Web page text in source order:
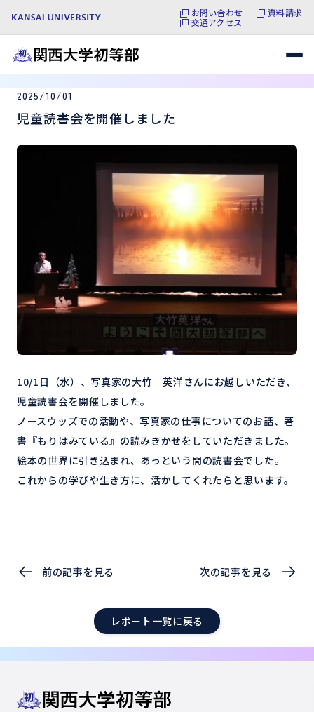
お問い合わせ
資料請求
交通アクセス
2025/10/01
児童読書会を開催しました
10/1日（水）、写真家の大竹 英洋さんにお越しいただき、
児童読書会を開催しました。
ノースウッズでの活動や、写真家の仕事についてのお話、著
書『もりはみている』の読みきかせをしていただきました。
絵本の世界に引き込まれ、あっという間の読書会でした。
これからの学びや生き方に、活かしてくれたらと思います。
前の記事を見る
レポート一覧に戻る
次の記事を見る